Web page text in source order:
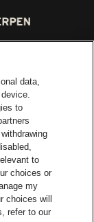
de website van
Ga naar de
Cola
website van
Ga naar
de website
van Het
Ga naar de
be•at
data,
to
to
choices or
my
choices will
refer to our